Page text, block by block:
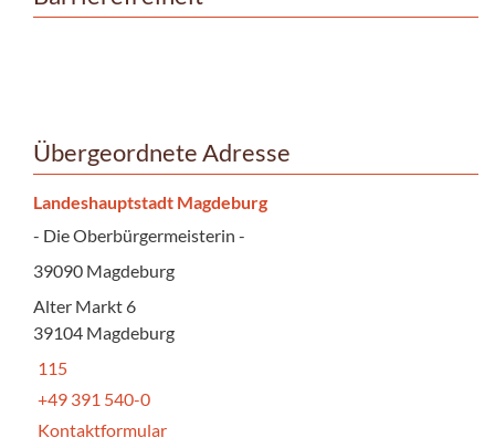
Übergeordnete Adresse
Landeshauptstadt Magdeburg
- Die Oberbürgermeisterin -
39090 Magdeburg
Alter Markt 6
39104 Magdeburg
115
+49 391 540-0
Kontaktformular